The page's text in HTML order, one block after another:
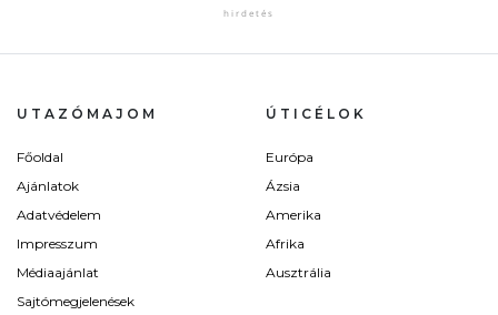
UTAZÓMAJOM
Főoldal
Ajánlatok
Adatvédelem
Impresszum
Médiaajánlat
Sajtómegjelenések
ÚTICÉLOK
Európa
Ázsia
Amerika
Afrika
Ausztrália